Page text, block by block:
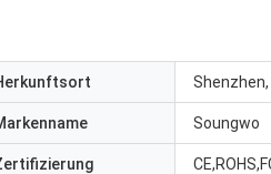
Shenzhen,
Soungwo